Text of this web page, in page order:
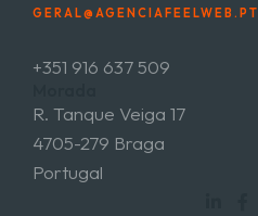
GERAL@AGENCIAFEELWEB.PT
+351 916 637 509
R. Tanque Veiga 17
4705-279 Braga
Portugal